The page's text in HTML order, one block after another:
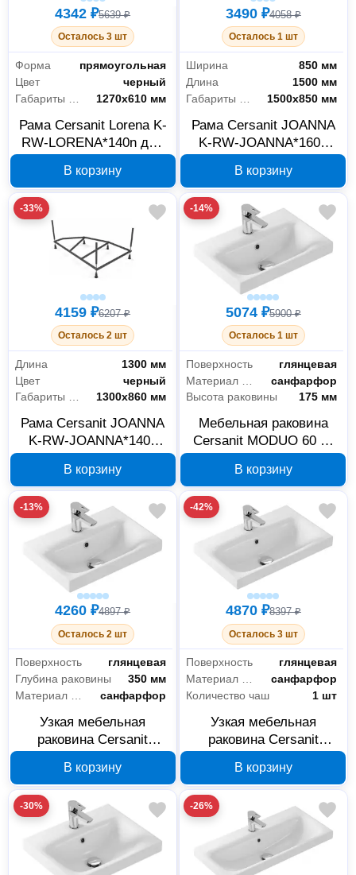
4342 ₽5639 ₽
Осталось 3 шт
Форма
прямоугольная
Цвет
черный
1270х610 мм
Рама Cersanit Lorena K-
RW-LORENA*140n для
В корзину
3490 ₽4058 ₽
Осталось 1 шт
Ширина
850 мм
Длина
1500 мм
1500х850 мм
Рама Cersanit JOANNA
K-RW-JOANNA*160n
В корзину
-33%
4159 ₽6207 ₽
Осталось 2 шт
Длина
1300 мм
Цвет
черный
Габариты без упаковки
1300х860 мм
Рама Cersanit JOANNA
K-RW-JOANNA*140n
В корзину
-14%
5074 ₽5900 ₽
Осталось 1 шт
Поверхность
глянцевая
санфарфор
Высота раковины
175 мм
Мебельная раковина
Cersanit MODUO 60 S-
отверстие
В корзину
-13%
4260 ₽4897 ₽
Осталось 2 шт
Поверхность
глянцевая
Глубина раковины
350 мм
санфарфор
Узкая мебельная
раковина Cersanit
MOD50SL/1, 1
отверстие
В корзину
-42%
4870 ₽8397 ₽
Осталось 3 шт
Поверхность
глянцевая
Материал раковины
санфарфор
Количество чаш
1 шт
Узкая мебельная
раковина Cersanit
MOD60SL/1, 1
отверстие
В корзину
-30% -26%